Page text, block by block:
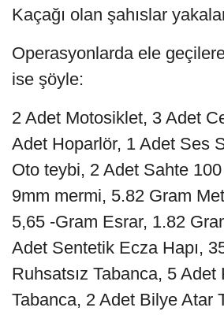
Kaçağı olan şahıslar
Operasyonlarda ele
ise şöyle:
2 Adet Motosiklet, 3 Adet
Adet Hoparlör, 1 Adet Ses
Oto teybi, 2 Adet Sahte
9mm mermi, 5.82 Gram
5,65 -Gram Esrar, 1.82
Adet Sentetik Ecza Hapı,
Ruhsatsız Tabanca, 5 Adet
Tabanca, 2 Adet Bilye Atar